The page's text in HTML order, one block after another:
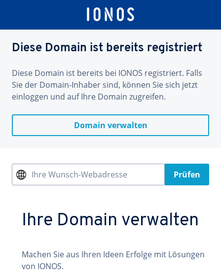
Diese Domain ist bereits registriert
Diese Domain ist bereits bei IONOS registriert. Falls
Sie der Domain-Inhaber sind, können Sie sich jetzt
einloggen und auf Ihre Domain zugreifen.
Domain verwalten
Ihre Wunsch-Webadresse Prüfen
Ihre Domain verwalten
Machen Sie aus Ihren Ideen Erfolge mit Lösungen
von IONOS.